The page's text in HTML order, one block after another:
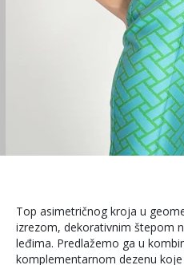
Top asimetričnog kroja u
izrezom, dekorativnim štepom
leđima. Predlažemo ga u
komplementarnom dezenu